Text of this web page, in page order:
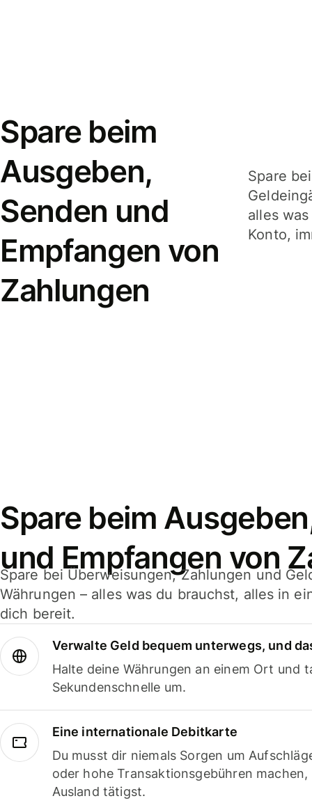
Spare beim
Ausgeben,
Senden und
Empfangen von
Zahlungen
Spare
alles
Konto,
Spare beim
und Empfangen von
Spare bei Überweisungen, Zahlungen und
Währungen – alles was du brauchst, alles in
dich bereit.
Verwalte Geld bequem unterwegs, und
Halte deine Währungen an einem Ort und
Sekundenschnelle um.
Eine internationale Debitkarte
Du musst dir niemals Sorgen um
oder hohe Transaktionsgebühren
Ausland tätigst.